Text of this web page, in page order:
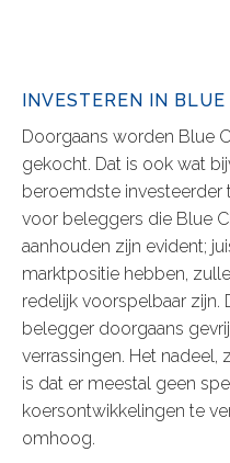
INVESTEREN IN
Doorgaans worden Blue
gekocht. Dat is ook wat
beroemdste investeerder
voor beleggers die Blue
aanhouden zijn evident;
marktpositie hebben,
redelijk voorspelbaar zijn.
belegger doorgaans
verrassingen. Het nadeel,
is dat er meestal geen
koersontwikkelingen te
omhoog.